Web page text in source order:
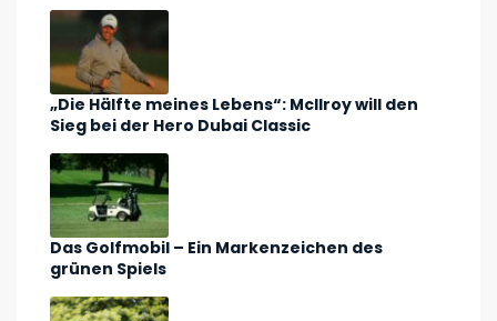
„Die Hälfte meines Lebens“: McIlroy will den
Sieg bei der Hero Dubai Classic
Das Golfmobil – Ein Markenzeichen des
grünen Spiels